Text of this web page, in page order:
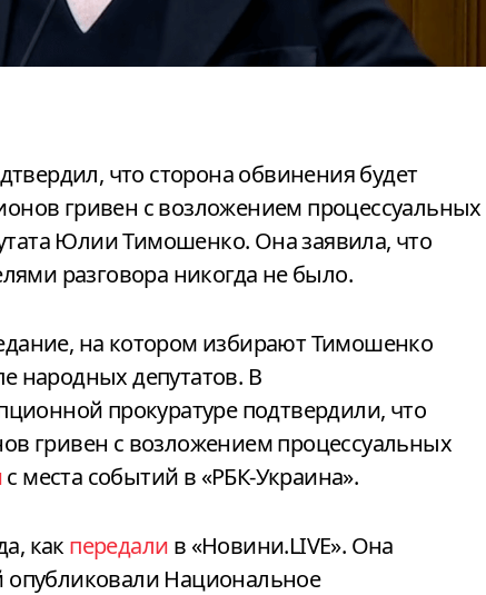
гривен с возложением процессуальных
Юлии Тимошенко. Она заявила, что
разговора никогда не было.
народных депутатов. В
прокуратуре подтвердили, что
гривен с возложением процессуальных
с места событий в «РБК-Украина».
как передали в «Новини.LIVE». Она
опубликовали Национальное